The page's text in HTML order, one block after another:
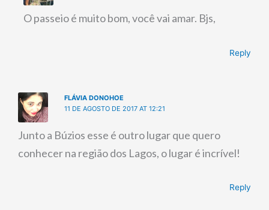
O passeio é muito bom, você vai amar. Bjs,
Reply
FLÁVIA DONOHOE
11 DE AGOSTO DE 2017 AT 12:21
Junto a Búzios esse é outro lugar que quero
conhecer na região dos Lagos, o lugar é incrível!
Reply